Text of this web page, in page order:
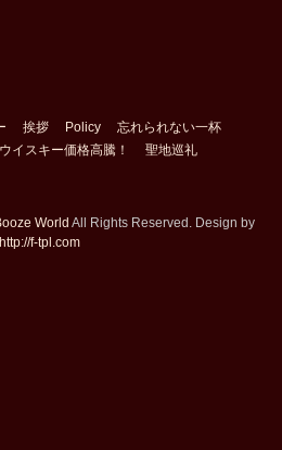
挨拶 Policy
忘れられない一杯
ウイスキー価格高騰！ 聖地巡礼
World All Rights Reserved. Design by
http://f-tpl.com